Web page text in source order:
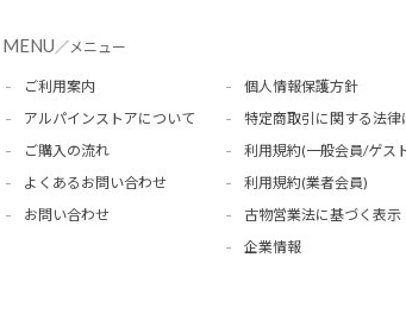
MENU ／メニュー
ご利用案内
アルパインストアについて
ご購入の流れ
よくあるお問い合わせ
お問い合わせ
個人情報保護方針
特定商取引に関する法律
利用規約(一般会員/ゲス
利用規約(業者会員)
古物営業法に基づく表示
企業情報